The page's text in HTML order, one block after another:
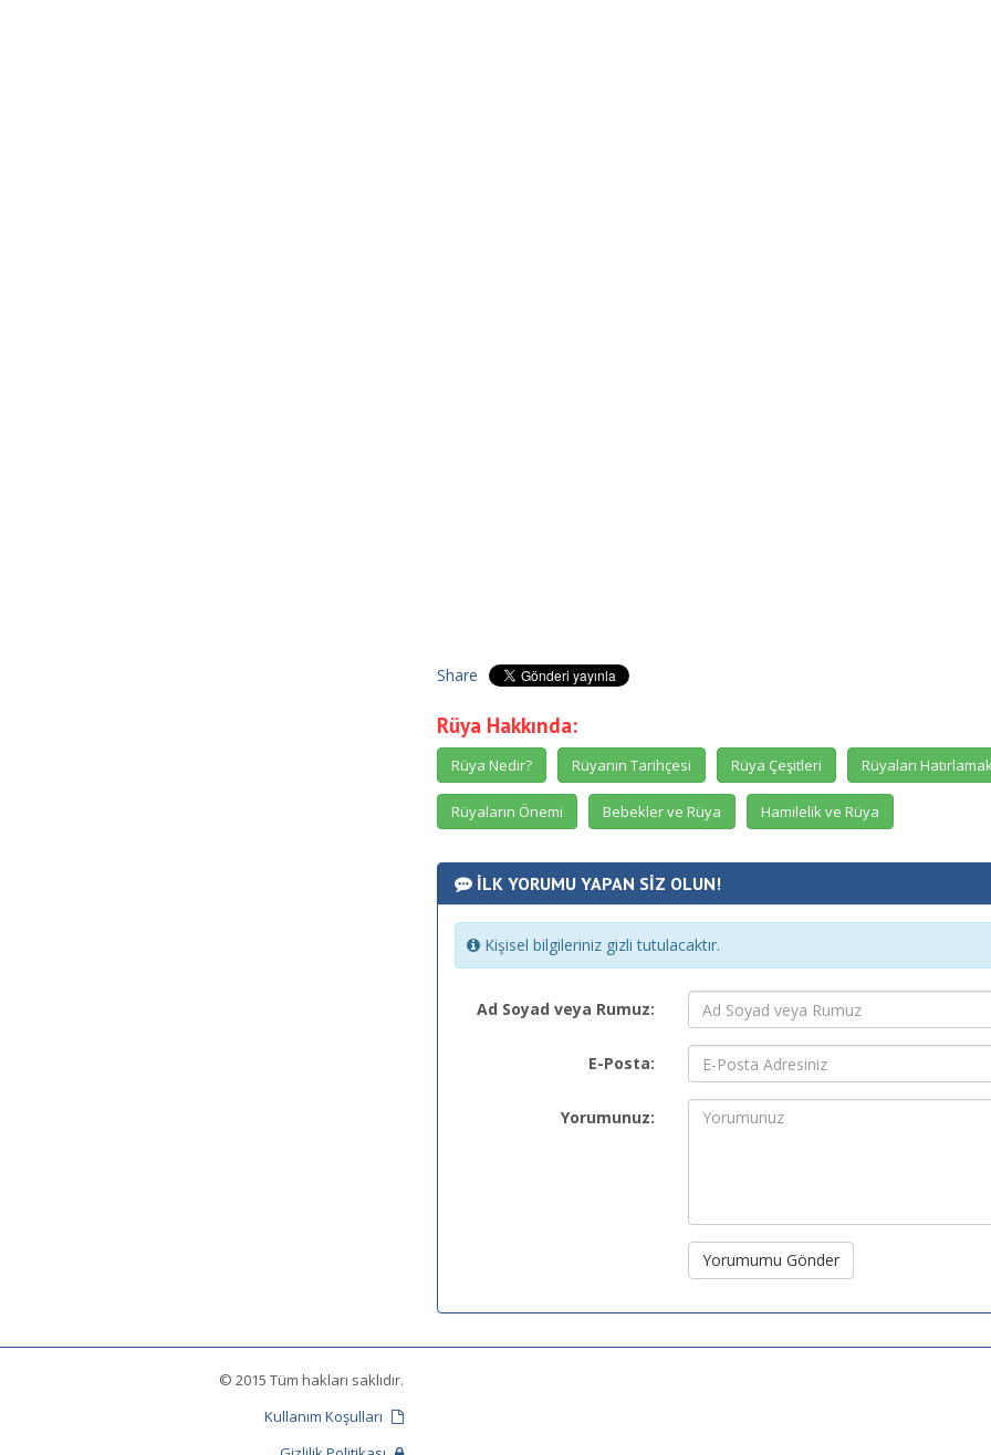
Share
Rüya Hakkında:
Rüya Nedir? Rüyanın Tarihçesi Rüya Çeşitleri Rüyaları
Rüyaların Önemi Bebekler ve Rüya Hamilelik ve Rüya
İLK YORUMU YAPAN SİZ OLUN!
Kişisel bilgileriniz gizli tutulacaktır.
Ad Soyad veya Rumuz:
E-Posta:
Yorumunuz:
Yorumumu Gönder
© 2015 Tüm hakları saklıdır.
Kullanım Koşulları